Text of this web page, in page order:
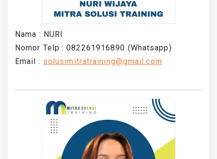
Nama : NURI
Nomor Telp : 082261916890 (Whatsapp)
Email : solusimitratraining@gmail.com